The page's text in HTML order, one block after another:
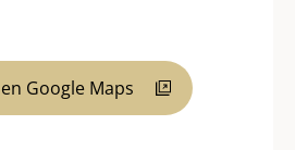
Google Maps